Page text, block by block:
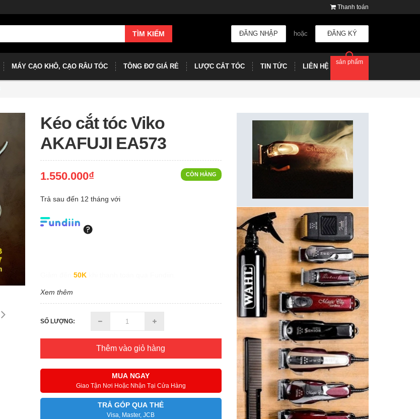
Thanh toán
TÌM KIẾM ĐĂNG KÝ
hoặc
ĐĂNG NHẬP
MÁY CẠO KHÔ, CẠO RÂU TÓC TÔNG ĐƠ GIÁ RẺ LƯỢC CẮT TÓC TIN TỨC LIÊN HỆ
sản phẩm
Kéo cắt tóc Viko
AKAFUJI EA573
CÒN HÀNG
1.550.000₫
Trả sau đến 12 tháng với
50K
Xem thêm
SỐ LƯỢNG:
Thêm vào giỏ hàng
MUA NGAY
Giao Tận Nơi Hoặc Nhận Tại Cửa Hàng
TRẢ GÓP QUA THẺ
Visa, Master, JCB